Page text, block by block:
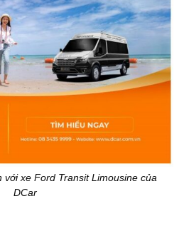
với xe Ford Transit Limousine của
DCar